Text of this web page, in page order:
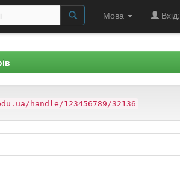
Мова Вхід:
handle/123456789/32136